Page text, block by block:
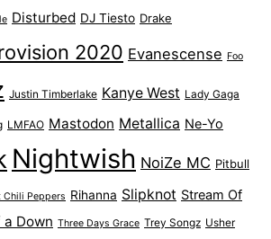
Disturbed DJ Tiesto Drake
2020 Evanescense Foo
Justin Timberlake Kanye West Lady Gaga
LMFAO Mastodon Metallica Ne-Yo
Nightwish NoiZe MC Pitbull
Chili Peppers Rihanna Slipknot Stream Of
Down Three Days Grace Trey Songz Usher